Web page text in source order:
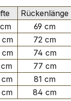
Rückenlänge
69 cm
cm 72 cm
cm 74 cm
cm 77 cm
cm 81 cm
cm 84 cm